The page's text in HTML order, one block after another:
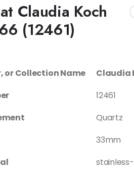
Claudia Koch
(12461)
or Collection Name
Claudia
12461
Quartz
33mm